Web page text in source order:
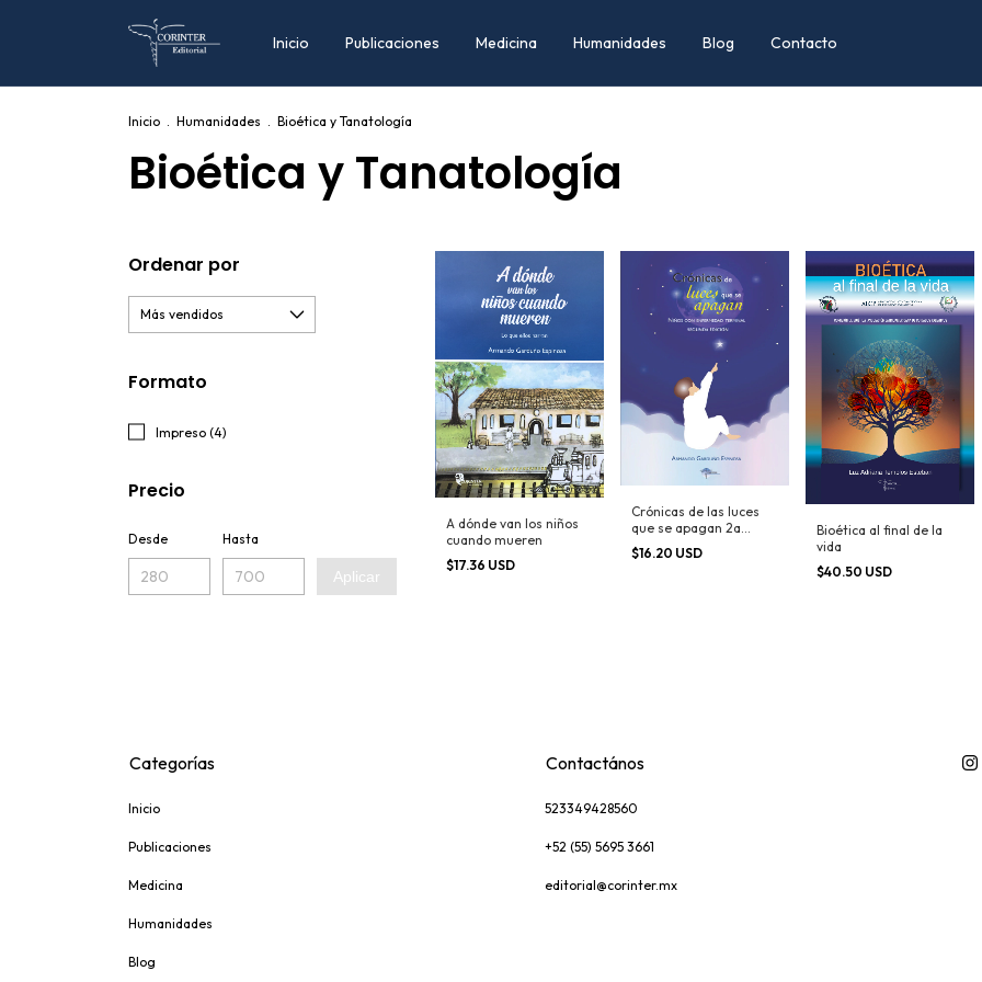
Inicio Publicaciones Medicina Humanidades Blog Contacto
Inicio . Humanidades . Bioética y Tanatología
Bioética y Tanatología
Ordenar por
Formato
Impreso (4)
Precio
Desde Hasta
Aplicar
A dónde van los niños
cuando mueren
$17.36 USD
Crónicas de las luces
que se apagan 2a
Edición
$16.20 USD
Bioética al final de la
vida
$40.50 USD
Categorías
Inicio
Publicaciones
Medicina
Humanidades
Blog
Contactános
523349428560
+52 (55) 5695 3661
editorial@corinter.mx